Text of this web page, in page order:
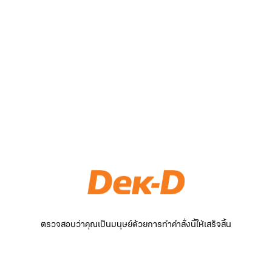
ตรวจสอบว่าคุณเป็นมนุษย์ด้วยการทำคำสั่งนี้ให้เสร็จสิ้น